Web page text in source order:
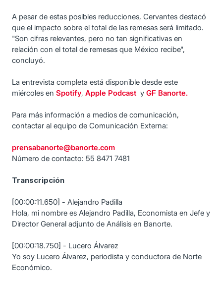
A pesar de estas posibles reducciones, Cervantes destacó
que el impacto sobre el total de las remesas será limitado.
"Son cifras relevantes, pero no tan significativas en
relación con el total de remesas que México recibe",
concluyó.
La entrevista completa está disponible desde este
miércoles en Spotify, Apple Podcast y GF Banorte.
Para más información a medios de comunicación,
contactar al equipo de Comunicación Externa:
prensabanorte@banorte.com
Número de contacto: 55 8471 7481
Transcripción
[00:00:11.650] - Alejandro Padilla
Hola, mi nombre es Alejandro Padilla, Economista en Jefe y
Director General adjunto de Análisis en Banorte.
[00:00:18.750] - Lucero Álvarez
Yo soy Lucero Álvarez, periodista y conductora de Norte
Económico.